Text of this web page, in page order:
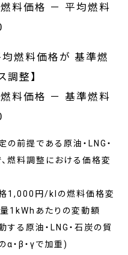
燃料価格 － 平均燃料
燃料価格が 基準燃
整】
燃料価格 － 基準燃料
前提である原油・LNG・
燃料調整における価格変
1,000円/klの燃料価格変
1kWhあたりの変動額
る原油・LNG・石炭の貿
・β・γで加重)